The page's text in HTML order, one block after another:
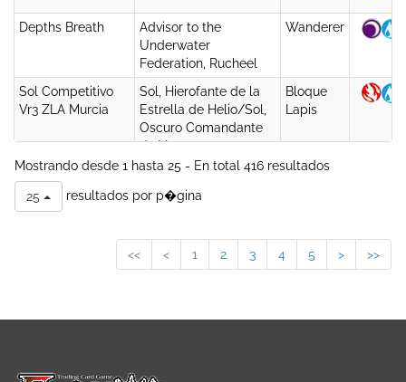
Depths Breath
Advisor to the
Underwater
Federation, Rucheel
Wanderer
Sol Competitivo
Vr3 ZLA Murcia
Sol, Hierofante de la
Estrella de Helio/Sol,
Oscuro Comandante
de Vapor
Bloque
Lapis
Charlotte control
Charlotte, la Chica
Resuelta/Charlotte, la
New
Ayu, Espadachina
Lunar/Ayu,
New
Frontiers
Caos
Mostrando desde 1 hasta 25 - En total 416 resultados
25 resultados por p�gina
<< < 1 2 3 4 5 > >>